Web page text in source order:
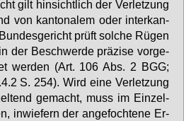
gilt hin­sicht­lich der Ver­let­zung
von kan­to­na­lem oder in­ter­kan­
prüft sol­che Rü­gen
der Be­schwer­de prä­zi­se vor­ge­
wer­den (Art. 106 Abs. 2 BGG;
S. 254). Wird ei­ne Ver­let­zung
ge­macht, muss im Ein­zel­
in­wie­fern der an­ge­foch­te­ne Er­